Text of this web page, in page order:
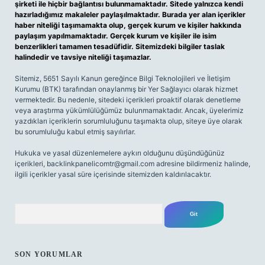
şirketi ile hiçbir bağlantısı bulunmamaktadır. Sitede yalnızca kendi
hazırladığımız makaleler paylaşılmaktadır. Burada yer alan içerikler
haber niteliği taşımamakta olup, gerçek kurum ve kişiler hakkında
paylaşım yapılmamaktadır. Gerçek kurum ve kişiler ile isim
benzerlikleri tamamen tesadüfidir. Sitemizdeki bilgiler taslak
halindedir ve tavsiye niteliği taşımazlar.
Sitemiz, 5651 Sayılı Kanun gereğince Bilgi Teknolojileri ve İletişim
Kurumu (BTK) tarafından onaylanmış bir Yer Sağlayıcı olarak hizmet
vermektedir. Bu nedenle, sitedeki içerikleri proaktif olarak denetleme
veya araştırma yükümlülüğümüz bulunmamaktadır. Ancak, üyelerimiz
yazdıkları içeriklerin sorumluluğunu taşımakta olup, siteye üye olarak
bu sorumluluğu kabul etmiş sayılırlar.
Hukuka ve yasal düzenlemelere aykırı olduğunu düşündüğünüz
içerikleri, backlinkpanelicomtr@gmail.com adresine bildirmeniz halinde,
ilgili içerikler yasal süre içerisinde sitemizden kaldırılacaktır.
SON YORUMLAR